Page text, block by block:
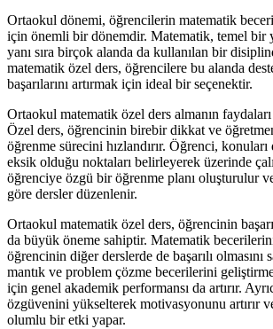
Ortaokul dönemi, öğrencilerin matematik
için önemli bir dönemdir. Matematik, temel bir
yanı sıra birçok alanda da kullanılan bir
matematik özel ders, öğrencilere bu alanda
başarılarını artırmak için ideal bir seçenektir.
Ortaokul matematik özel ders almanın
Özel ders, öğrencinin birebir dikkat ve
öğrenme sürecini hızlandırır. Öğrenci,
eksik olduğu noktaları belirleyerek üzerinde
öğrenciye özgü bir öğrenme planı oluşturulur
göre dersler düzenlenir.
Ortaokul matematik özel ders, öğrencinin
da büyük öneme sahiptir. Matematik
öğrencinin diğer derslerde de başarılı olmasını
mantık ve problem çözme becerilerini
için genel akademik performansı da artırır.
özgüvenini yükselterek motivasyonunu artırır
olumlu bir etki yapar.